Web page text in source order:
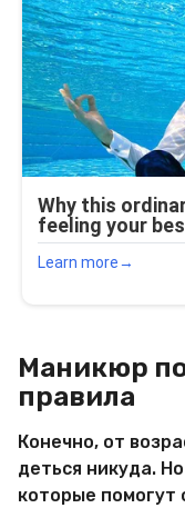
Маникюр
правила
Конечно, от
деться никуда.
которые помогут